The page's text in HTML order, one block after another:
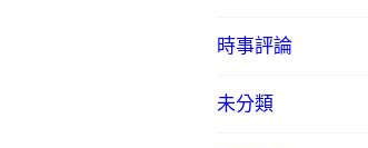
時事評論
未分類